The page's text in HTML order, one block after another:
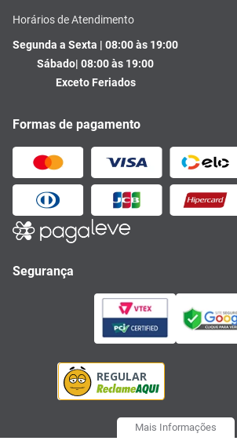
Horários de Atendimento
Segunda a Sexta | 08:00 às 19:00
Sábado| 08:00 às 19:00
Exceto Feriados
Formas de pagamento
Segurança
Mais Informações